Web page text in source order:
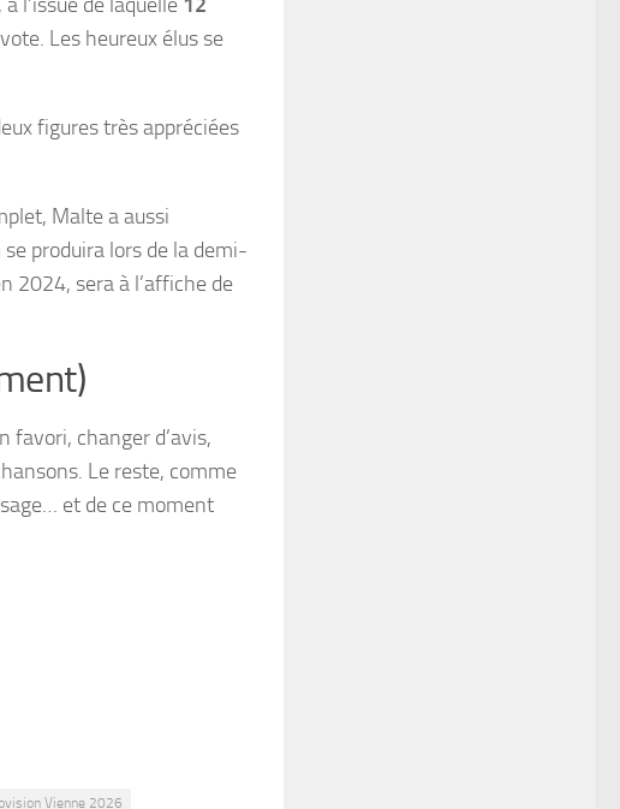
Les heureux élus se
figures très appréciées
Malte a aussi
se produira lors de la demi-
2024, sera à l’affiche de
favori, changer d’avis,
Le reste, comme
et de ce moment
Vienne 2026